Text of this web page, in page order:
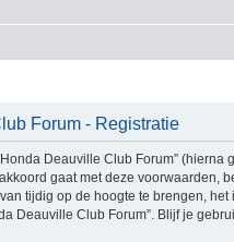
Forum - Registratie
Deauville Club Forum” (hierna
gaat met deze voorwaarden,
tijdig op de hoogte te brengen,
Deauville Club Forum”. Blijf je